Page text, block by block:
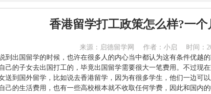
香港留学打工政策怎么样?一
来源：启德留学网 作者：小启 时间：
到出国留学的时候，也许在很多人的内心当中都认为这有条件优越
己的子女去出国打工的，毕竟出国留学需要很大一笔费用。不过现
送到国外留学，比如说去香港留学，因为有很多学生，他们一边可
己的生活费用，也有一些高校根本就不收取任何学费，因此和国内